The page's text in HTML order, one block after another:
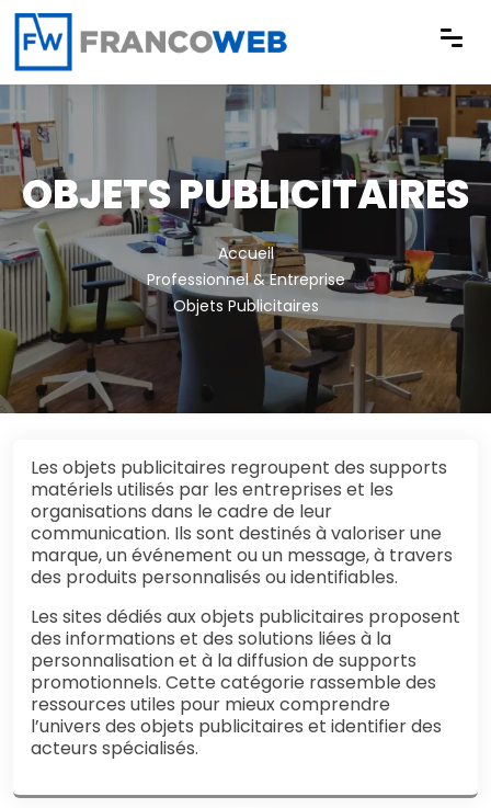
Panneau de gestion des cookies
OBJETS PUBLICITAIRES
Accueil
Professionnel & Entreprise
Objets Publicitaires
Les objets publicitaires regroupent des supports
matériels utilisés par les entreprises et les
organisations dans le cadre de leur
communication. Ils sont destinés à valoriser une
marque, un événement ou un message, à travers
des produits personnalisés ou identifiables.
Les sites dédiés aux objets publicitaires proposent
des informations et des solutions liées à la
personnalisation et à la diffusion de supports
promotionnels. Cette catégorie rassemble des
ressources utiles pour mieux comprendre
l’univers des objets publicitaires et identifier des
acteurs spécialisés.